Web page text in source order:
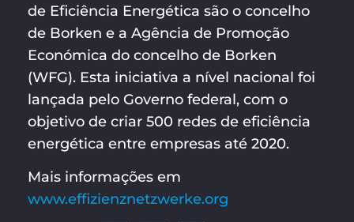
de Eficiência Energética são o concelho
de Borken e a Agência de Promoção
Económica do concelho de Borken
(WFG). Esta iniciativa a nível nacional foi
lançada pelo Governo federal, com o
objetivo de criar 500 redes de eficiência
energética entre empresas até 2020.
Mais informações em
www.effizienznetzwerke.org